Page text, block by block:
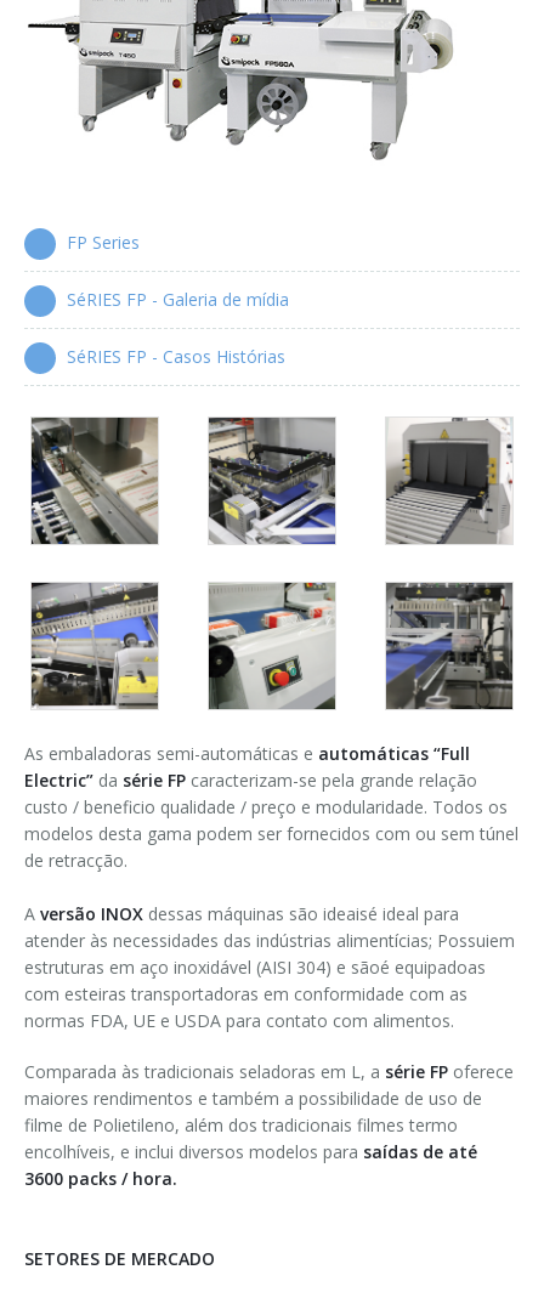
Empacotadoras automáticas overlap
Série XP
Empacotadoras de caixas wrap-around
Série WPS
FP Series
SéRIES FP - Galeria de mídia
SéRIES FP - Casos Histórias
As embaladoras semi-automáticas e automáticas “Full
Electric” da série FP caracterizam-se pela grande relação
custo / beneficio qualidade / preço e modularidade. Todos os
modelos desta gama podem ser fornecidos com ou sem túnel
de retracção.
A versão INOX dessas máquinas são ideaisé ideal para
atender às necessidades das indústrias alimentícias; Possuiem
estruturas em aço inoxidável (AISI 304) e sãoé equipadoas
com esteiras transportadoras em conformidade com as
normas FDA, UE e USDA para contato com alimentos.
Comparada às tradicionais seladoras em L, a série FP oferece
maiores rendimentos e também a possibilidade de uso de
filme de Polietileno, além dos tradicionais filmes termo
encolhíveis, e inclui diversos modelos para saídas de até
3600 packs / hora.
SETORES DE MERCADO